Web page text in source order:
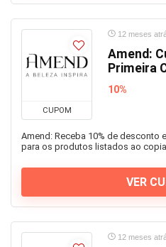
CUPOM
12 meses
Amend:
Primeira
10%
Amend: Receba 10% de desconto
para os produtos listados ao
VER
12 meses